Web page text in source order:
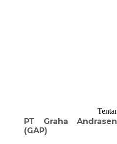
PT Graha
(GAP)